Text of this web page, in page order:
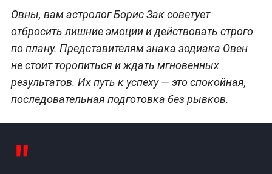
Овны, вам астролог Борис Зак советует
отбросить лишние эмоции и действовать строго
по плану. Представителям знака зодиака Овен
не стоит торопиться и ждать мгновенных
результатов. Их путь к успеху — это спокойная,
последовательная подготовка без рывков.